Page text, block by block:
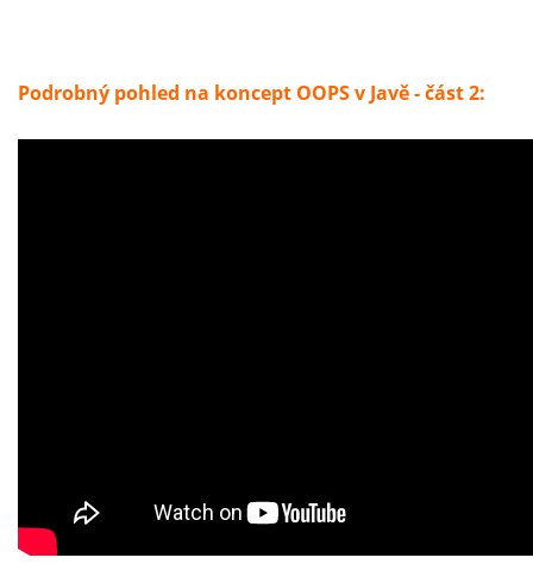
Podrobný pohled na koncept OOPS v Javě - část 2: